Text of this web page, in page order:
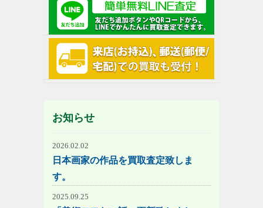
お知らせ
2026.02.02
日本画家の作品を買取査定致しま
す。
2025.09.25